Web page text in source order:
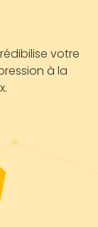
votre
à la